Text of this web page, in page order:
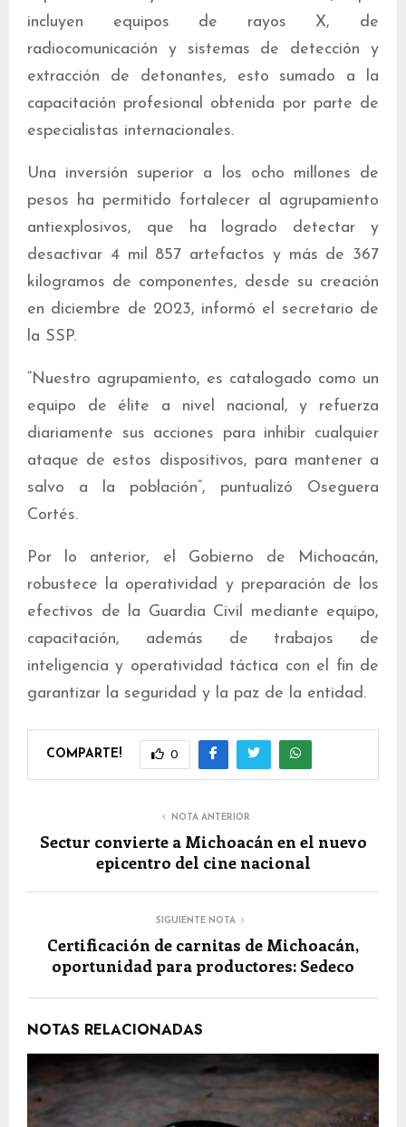
incluyen equipos de rayos X, de
radiocomunicación y sistemas de detección y
extracción de detonantes, esto sumado a la
capacitación profesional obtenida por parte de
especialistas internacionales.
Una inversión superior a los ocho millones de
pesos ha permitido fortalecer al agrupamiento
antiexplosivos, que ha logrado detectar y
desactivar 4 mil 857 artefactos y más de 367
kilogramos de componentes, desde su creación
en diciembre de 2023, informó el secretario de
la SSP.
“Nuestro agrupamiento, es catalogado como un
equipo de élite a nivel nacional, y refuerza
diariamente sus acciones para inhibir cualquier
ataque de estos dispositivos, para mantener a
salvo a la población”, puntualizó Oseguera
Cortés.
Por lo anterior, el Gobierno de Michoacán,
robustece la operatividad y preparación de los
efectivos de la Guardia Civil mediante equipo,
capacitación, además de trabajos de
inteligencia y operatividad táctica con el fin de
garantizar la seguridad y la paz de la entidad.
COMPARTE! 0
NOTA ANTERIOR
Sectur convierte a Michoacán en el nuevo
epicentro del cine nacional
SIGUIENTE NOTA
Certificación de carnitas de Michoacán,
oportunidad para productores: Sedeco
NOTAS RELACIONADAS